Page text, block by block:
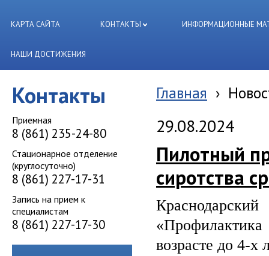
КАРТА САЙТА КОНТАКТЫ ИНФОРМАЦИОННЫЕ
НАШИ ДОСТИЖЕНИЯ
Контакты
Приемная
8 (861) 235-24-80
Стационарное отделение
(круглосуточно)
8 (861) 227-17-31
Запись на прием к
специалистам
8 (861) 227-17-30
Главная ›
29.08.2024
Пилотный
сиротства
возрасте до 4-х